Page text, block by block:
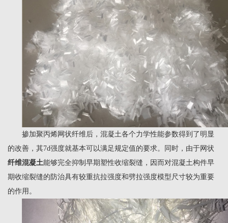
掺加聚丙烯网状纤维后，混凝土各个力学性能参数得到了明显
的改善，其7d强度就基本可以满足规定值的要求。同时，由于网状
纤维混凝土能够完全抑制早期塑性收缩裂缝，因而对混凝土构件早
期收缩裂缝的防治具有较重抗拉强度和劈拉强度模型尺寸较为重要
的作用。